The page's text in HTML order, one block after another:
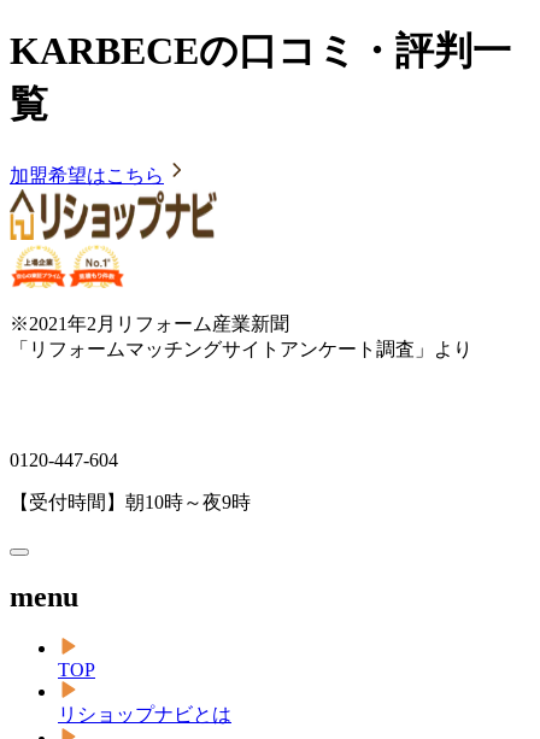
KARBECEの口コミ・評判一
覧
加盟希望はこちら
※2021年2月リフォーム産業新聞
「リフォームマッチングサイトアンケート調査」より
0120-447-604
【受付時間】朝10時～夜9時
menu
TOP
リショップナビとは